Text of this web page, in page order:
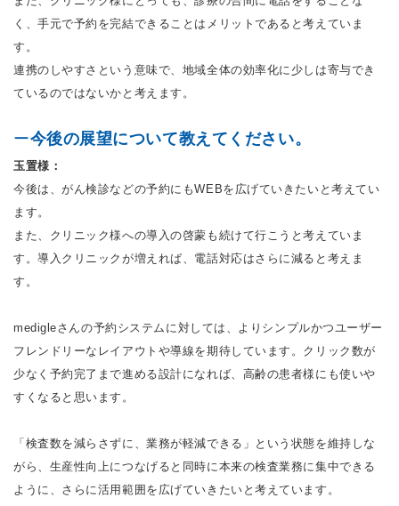
く、手元で予約を完結できることはメリットであると考えていま
す。
連携のしやすさという意味で、地域全体の効率化に少しは寄与でき
ているのではないかと考えます。
ー今後の展望について教えてください。
玉置様：
今後は、がん検診などの予約にもWEBを広げていきたいと考えてい
ます。
また、クリニック様への導入の啓蒙も続けて行こうと考えていま
す。導入クリニックが増えれば、電話対応はさらに減ると考えま
す。
medigleさんの予約システムに対しては、よりシンプルかつユーザー
フレンドリーなレイアウトや導線を期待しています。クリック数が
少なく予約完了まで進める設計になれば、高齢の患者様にも使いや
すくなると思います。
「検査数を減らさずに、業務が軽減できる」という状態を維持しな
がら、生産性向上につなげると同時に本来の検査業務に集中できる
ように、さらに活用範囲を広げていきたいと考えています。